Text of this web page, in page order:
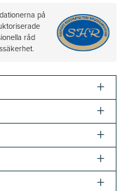
på
råd
+
+
+
+
+